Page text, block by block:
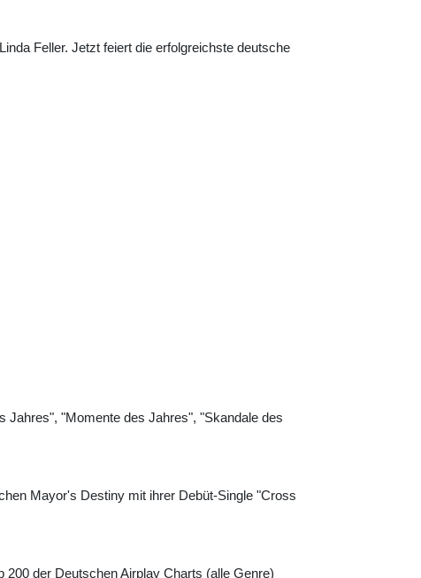
Feller. Jetzt feiert die erfolgreichste deutsche
Jahres", "Momente des Jahres", "Skandale des
Mayor's Destiny mit ihrer Debüt-Single "Cross
der Deutschen Airplay Charts (alle Genre)